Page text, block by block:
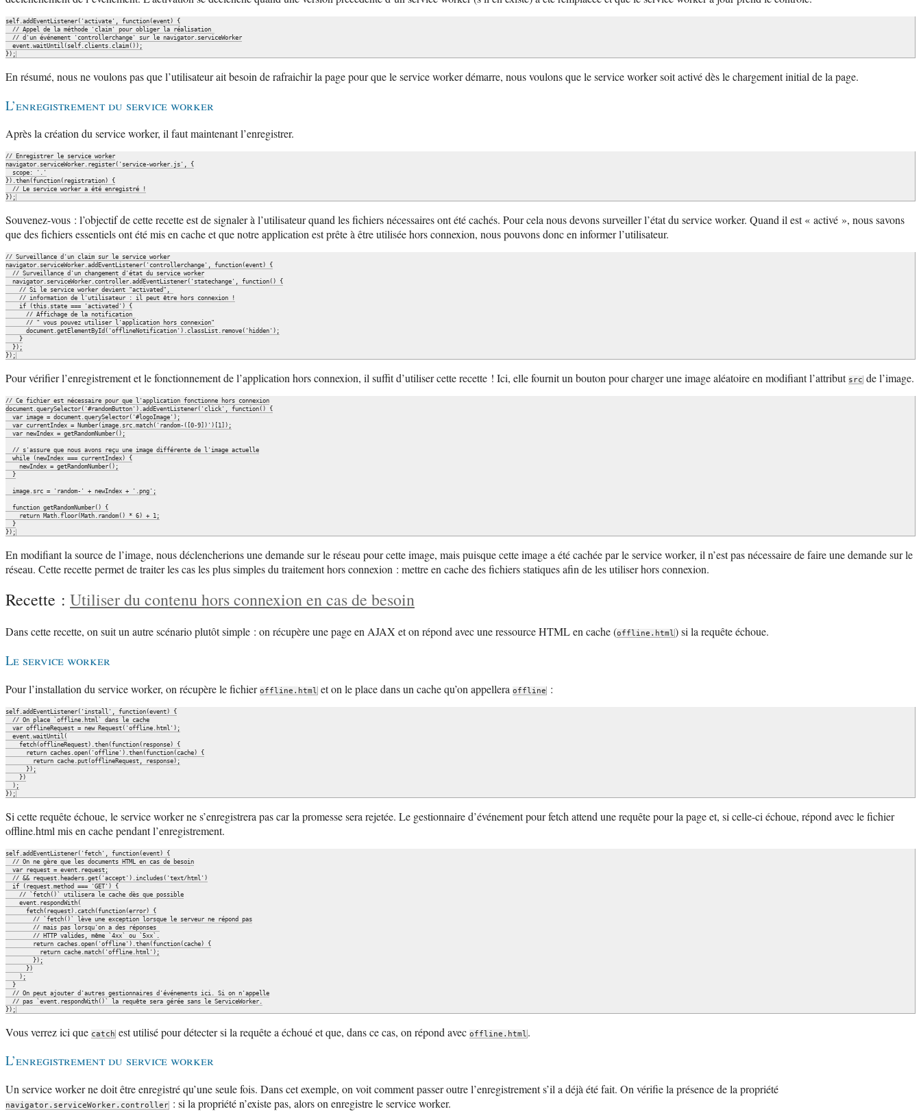
self.addEventListener('activate', function(event) {
  // Appel de la méthode 'claim' pour obliger la réalisation
  // d'un événement 'controllerchange' sur le navigator.serviceWorker
  event.waitUntil(self.clients.claim());
En résumé, nous ne voulons pas que l’utilisateur ait besoin de rafraichir la page pour que le service worker démarre, nous voulons que le service worker soit activé dès le chargement initial de la page.
L’enregistrement du service worker
Après la création du service worker, il faut maintenant l’enregistrer.
// Enregistrer le service worker
navigator.serviceWorker.register('service-worker.js', {
  scope: '.'
}).then(function(registration) {
  // Le service worker a été enregistré !
Souvenez-vous : l’objectif de cette recette est de signaler à l’utilisateur quand les fichiers nécessaires ont été cachés. Pour cela nous devons surveiller l’état du service worker. Quand il est « activé », nous savons
que des fichiers essentiels ont été mis en cache et que notre application est prête à être utilisée hors connexion, nous pouvons donc en informer l’utilisateur.
// Surveillance d'un claim sur le service worker
navigator.serviceWorker.addEventListener('controllerchange', function(event) {
  // Surveillance d'un changement d'état du service worker
  navigator.serviceWorker.controller.addEventListener('statechange', function() {
    // Si le service worker devient "activated",
    // information de l'utilisateur : il peut être hors connexion !
    if (this.state === 'activated') {
      // Affichage de la notification
      // " vous pouvez utiliser l'application hors connexion"
      document.getElementById('offlineNotification').classList.remove('hidden');
    }
  });
Pour vérifier l’enregistrement et le fonctionnement de l’application hors connexion, il suffit d’utiliser cette recette ! Ici, elle fournit un bouton pour charger une image aléatoire en modifiant l’attribut src de l’image.
// Ce fichier est nécessaire pour que l'application fonctionne hors connexion
document.querySelector('#randomButton').addEventListener('click', function() {
  var image = document.querySelector('#logoImage');
  var currentIndex = Number(image.src.match('random-([0-9])')[1]);
  var newIndex = getRandomNumber();
  // s'assure que nous avons reçu une image différente de l'image actuelle
  while (newIndex === currentIndex) {
    newIndex = getRandomNumber();
  }
  image.src = 'random-' + newIndex + '.png';
  function getRandomNumber() {
    return Math.floor(Math.random() * 6) + 1;
  }
En modifiant la source de l’image, nous déclencherions une demande sur le réseau pour cette image, mais puisque cette image a été cachée par le service worker, il n’est pas nécessaire de faire une demande sur le
réseau. Cette recette permet de traiter les cas les plus simples du traitement hors connexion : mettre en cache des fichiers statiques afin de les utiliser hors connexion.
Recette : Utiliser du contenu hors connexion en cas de besoin
Dans cette recette, on suit un autre scénario plutôt simple : on récupère une page en AJAX et on répond avec une ressource HTML en cache (offline.html ) si la requête échoue.
Le service worker
Pour l’installation du service worker, on récupère le fichier offline.html et on le place dans un cache qu’on appellera offline :
self.addEventListener('install', function(event) {
  // On place `offline.html` dans le cache
  var offlineRequest = new Request('offline.html');
  event.waitUntil(
    fetch(offlineRequest).then(function(response) {
      return caches.open('offline').then(function(cache) {
        return cache.put(offlineRequest, response);
      });
    })
  );
Si cette requête échoue, le service worker ne s’enregistrera pas car la promesse sera rejetée. Le gestionnaire d’événement pour fetch attend une requête pour la page et, si celle-ci échoue, répond avec le fichier
offline.html mis en cache pendant l’enregistrement.
self.addEventListener('fetch', function(event) {
  // On ne gère que les documents HTML en cas de besoin
  var request = event.request;
  // && request.headers.get('accept').includes('text/html')
  if (request.method === 'GET') {
    // `fetch()` utilisera le cache dès que possible
    event.respondWith(
      fetch(request).catch(function(error) {
        // `fetch()` lève une exception lorsque le serveur ne répond pas
        // mais pas lorsqu'on a des réponses
        // HTTP valides, même `4xx` ou `5xx`.
        return caches.open('offline').then(function(cache) {
          return cache.match('offline.html');
        });
      })
    );
  }
  // On peut ajouter d'autres gestionnaires d'événements ici. Si on n'appelle
  // pas `event.respondWith()` la requête sera gérée sans le ServiceWorker.
Vous verrez ici que catch est utilisé pour détecter si la requête a échoué et que, dans ce cas, on répond avec offline.html .
L’enregistrement du service worker
Un service worker ne doit être enregistré qu’une seule fois. Dans cet exemple, on voit comment passer outre l’enregistrement s’il a déjà été fait. On vérifie la présence de la propriété
navigator.serviceWorker.controller : si la propriété n’existe pas, alors on enregistre le service worker.